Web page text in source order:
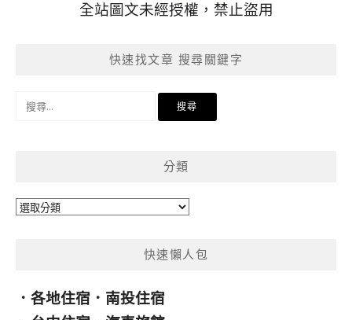
全站圖文未經授權，禁止盜用
快速找文章 搜尋關鍵字
分類
分
快速懶人包
． 各地住宿 ． 南投住宿